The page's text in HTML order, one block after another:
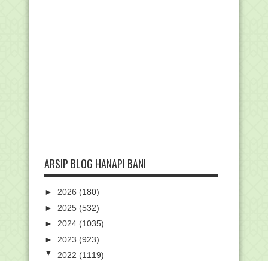
ARSIP BLOG HANAPI BANI
► 2026 (180)
► 2025 (532)
► 2024 (1035)
► 2023 (923)
▼ 2022 (1119)